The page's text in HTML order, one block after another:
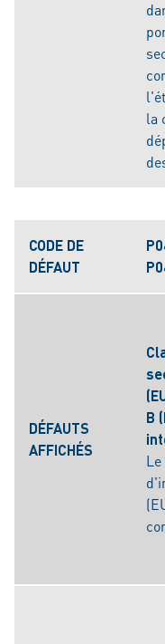
la
CODE DE
DÉFAUT
DÉFAUTS
AFFICHÉS
B